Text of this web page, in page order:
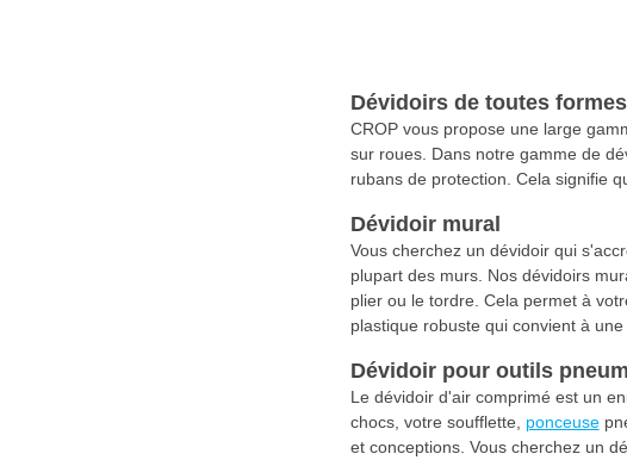
Dévidoirs de toutes
CROP vous propose une large
sur roues. Dans notre gamme de
rubans de protection. Cela signifie
Dévidoir mural
Vous cherchez un dévidoir qui
plupart des murs. Nos dévidoirs
plier ou le tordre. Cela permet à
plastique robuste qui convient à
Dévidoir pour outils
Le dévidoir d'air comprimé est un
chocs, votre soufflette, ponceuse
et conceptions. Vous cherchez un